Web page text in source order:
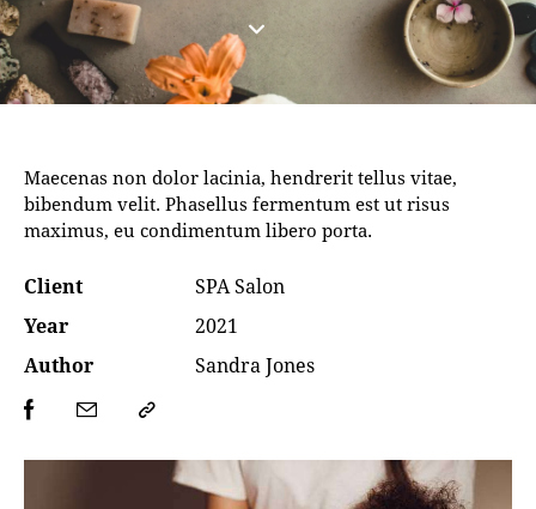
Maecenas non dolor lacinia, hendrerit tellus vitae,
bibendum velit. Phasellus fermentum est ut risus
maximus, eu condimentum libero porta.
Client
SPA Salon
Year
2021
Author
Sandra Jones